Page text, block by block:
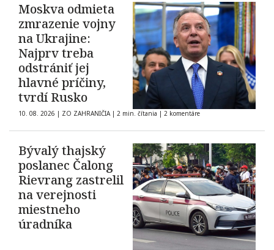
Moskva odmieta
zmrazenie vojny
na Ukrajine:
Najprv treba
odstrániť jej
hlavné príčiny,
tvrdí Rusko
10. 08. 2026 | ZO ZAHRANIČIA | 2 min. čítania | 2 komentáre
Bývalý thajský
poslanec Čalong
Rievrang zastrelil
na verejnosti
miestneho
úradníka